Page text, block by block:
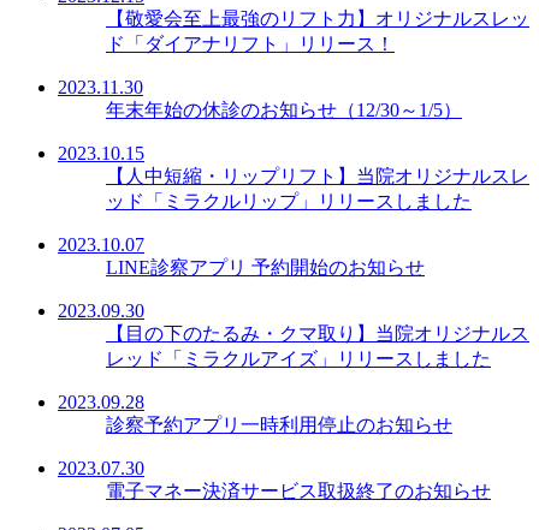
【敬愛会至上最強のリフト力】オリジナルスレッ
ド「ダイアナリフト」リリース！
2023.11.30
年末年始の休診のお知らせ（12/30～1/5）
2023.10.15
【人中短縮・リップリフト】当院オリジナルスレ
ッド「ミラクルリップ」リリースしました
2023.10.07
LINE診察アプリ 予約開始のお知らせ
2023.09.30
【目の下のたるみ・クマ取り】当院オリジナルス
レッド「ミラクルアイズ」リリースしました
2023.09.28
診察予約アプリ一時利用停止のお知らせ
2023.07.30
電子マネー決済サービス取扱終了のお知らせ